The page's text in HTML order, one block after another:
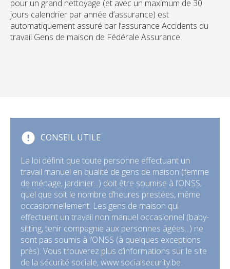
pour un grand nettoyage (et avec un maximum de 30
jours calendrier par année d’assurance) est
automatiquement assuré par l’assurance Accidents du
travail Gens de maison de Fédérale Assurance.
CONSEIL UTILE
La loi définit que toute personne effectuant un
travail manuel en qualité de gens de maison (femme
de ménage, jardinier...) doit être soumise à l’ONSS,
quel que soit le nombre d’heures prestées, même
occasionnellement. Les gens de maison qui
effectuent un travail non manuel occasionnel (baby-
sitting, tenir compagnie aux personnes âgées...) ne
sont pas soumis à l’ONSS (à quelques exceptions
près). Vous trouverez plus d’informations sur le site
de la sécurité sociale, www.socialsecurity.be.